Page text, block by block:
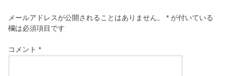
メールアドレスが公開されることはありません。 * が付いている
欄は必須項目です
コメント*